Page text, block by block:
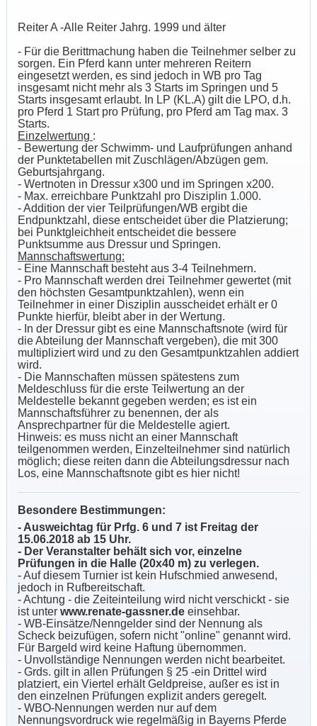
Reiter A -Alle Reiter Jahrg. 1999 und älter
- Für die Berittmachung haben die Teilnehmer selber zu
sorgen. Ein Pferd kann unter mehreren Reitern
eingesetzt werden, es sind jedoch in WB pro Tag
insgesamt nicht mehr als 3 Starts im Springen und 5
Starts insgesamt erlaubt. In LP (KL.A) gilt die LPO, d.h.
pro Pferd 1 Start pro Prüfung, pro Pferd am Tag max. 3
Starts.
Einzelwertung :
- Bewertung der Schwimm- und Laufprüfungen anhand
der Punktetabellen mit Zuschlägen/Abzügen gem.
Geburtsjahrgang.
- Wertnoten in Dressur x300 und im Springen x200.
- Max. erreichbare Punktzahl pro Disziplin 1.000.
- Addition der vier Teilprüfungen/WB ergibt die
Endpunktzahl, diese entscheidet über die Platzierung;
bei Punktgleichheit entscheidet die bessere
Punktsumme aus Dressur und Springen.
Mannschaftswertung:
- Eine Mannschaft besteht aus 3-4 Teilnehmern.
- Pro Mannschaft werden drei Teilnehmer gewertet (mit
den höchsten Gesamtpunktzahlen), wenn ein
Teilnehmer in einer Disziplin ausscheidet erhält er 0
Punkte hierfür, bleibt aber in der Wertung.
- In der Dressur gibt es eine Mannschaftsnote (wird für
die Abteilung der Mannschaft vergeben), die mit 300
multipliziert wird und zu den Gesamtpunktzahlen addiert
wird.
- Die Mannschaften müssen spätestens zum
Meldeschluss für die erste Teilwertung an der
Meldestelle bekannt gegeben werden; es ist ein
Mannschaftsführer zu benennen, der als
Ansprechpartner für die Meldestelle agiert.
Hinweis: es muss nicht an einer Mannschaft
teilgenommen werden, Einzelteilnehmer sind natürlich
möglich; diese reiten dann die Abteilungsdressur nach
Los, eine Mannschaftsnote gibt es hier nicht!
Besondere Bestimmungen:
- Ausweichtag für Prfg. 6 und 7 ist Freitag der
15.06.2018 ab 15 Uhr.
- Der Veranstalter behält sich vor, einzelne
Prüfungen in die Halle (20x40 m) zu verlegen.
- Auf diesem Turnier ist kein Hufschmied anwesend,
jedoch in Rufbereitschaft.
- Achtung - die Zeiteinteilung wird nicht verschickt - sie
ist unter www.renate-gassner.de einsehbar.
- WB-Einsätze/Nenngelder sind der Nennung als
Scheck beizufügen, sofern nicht "online" genannt wird.
Für Bargeld wird keine Haftung übernommen.
- Unvollständige Nennungen werden nicht bearbeitet.
- Grds. gilt in allen Prüfungen § 25 -ein Drittel wird
platziert, ein Viertel erhält Geldpreise, außer es ist in
den einzelnen Prüfungen explizit anders geregelt.
- WBO-Nennungen werden nur auf dem
Nennungsvordruck wie regelmäßig in Bayerns Pferde